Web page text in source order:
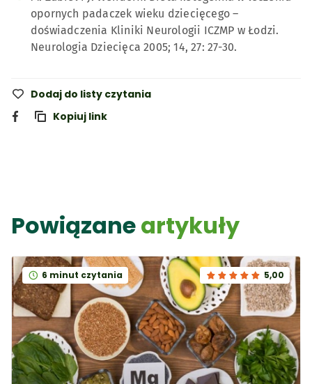
opornych padaczek wieku dziecięcego –
doświadczenia Kliniki Neurologii ICZMP w Łodzi.
Neurologia Dziecięca 2005; 14, 27: 27-30.
Dodaj do listy czytania
Kopiuj link
Powiązaneartykuły
6 minut czytania 5,00